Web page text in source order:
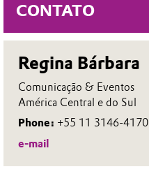
CONTATO
Regina Bárbara
Comunicação & Eventos
América Central e do Sul
Phone: +55 11 3146-4170
e-mail